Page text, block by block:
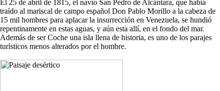
El 25 de abril de 1815, el navío San Pedro de Alcántara, que había
traído al mariscal de campo español Don Pablo Morillo a la cabeza de
15 mil hombres para aplacar la insurrección en Venezuela, se hundió
repentinamente en estas aguas, y aún esta allí, en el fondo del mar.
Además de ser Coche una isla llena de historia, es uno de los parajes
turísticos menos alterados por el hombre.